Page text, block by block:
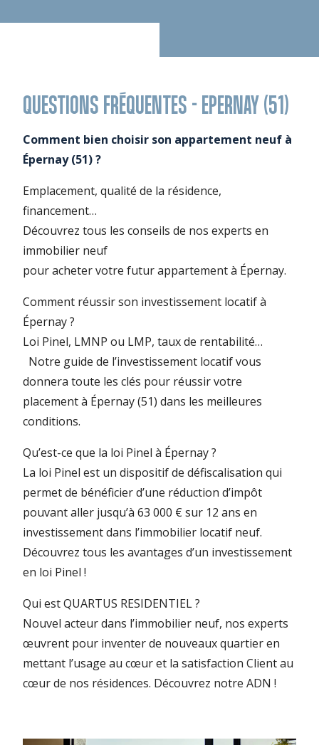
QUESTIONS FRÉQUENTES - EPERNAY (51)
Comment bien choisir son appartement neuf à
Épernay (51) ?
Emplacement, qualité de la résidence,
financement…
Découvrez tous les conseils de nos experts en
immobilier neuf
pour acheter votre futur appartement à Épernay.
Comment réussir son investissement locatif à
Épernay ?
Loi Pinel, LMNP ou LMP, taux de rentabilité…
Notre guide de l’investissement locatifvous
donnera toute les clés pour réussir votre
placement à Épernay (51) dans les meilleures
conditions.
Qu’est-ce que la loi Pinel à Épernay ?
La loi Pinel est un dispositif de défiscalisation qui
permet de bénéficier d’une réduction d’impôt
pouvant aller jusqu’à 63 000 € sur 12 ans en
investissement dans l’immobilier locatif neuf.
Découvrez tous les avantages d’un investissement
en loi Pinel !
Qui est QUARTUS RESIDENTIEL ?
Nouvel acteur dans l’immobilier neuf, nos experts
œuvrent pour inventer de nouveaux quartier en
mettant l’usage au cœur et la satisfaction Client au
cœur de nos résidences. Découvrez notre ADN !